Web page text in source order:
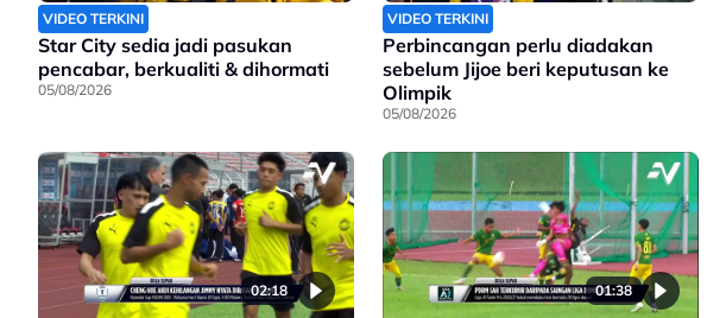
VIDEO TERKINI
Star City sedia jadi pasukan
pencabar, berkualiti & dihormati
05/08/2026
VIDEO TERKINI
Perbincangan perlu diadakan
sebelum Jijoe beri keputusan ke
Olimpik
05/08/2026
02:18 01:38